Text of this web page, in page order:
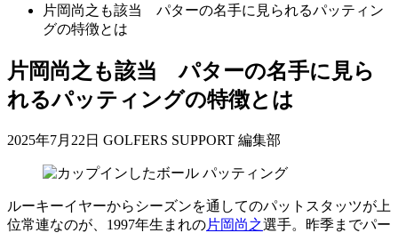
片岡尚之も該当 パターの名手に見られるパッティン
グの特徴とは
片岡尚之も該当 パターの名手に見ら
れるパッティングの特徴とは
2025年7月22日 GOLFERS SUPPORT 編集部
パッティング
ルーキーイヤーからシーズンを通してのパットスタッツが上
位常連なのが、1997年生まれの片岡尚之選手。昨季までパー